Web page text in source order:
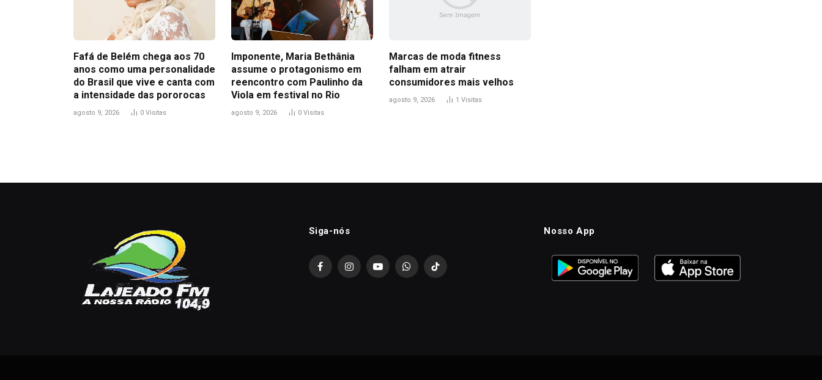
Fafá de Belém chega aos 70
anos como uma personalidade
do Brasil que vive e canta com
a intensidade das pororocas
agosto 9, 2026 0 Visitas
Imponente, Maria Bethânia
assume o protagonismo em
reencontro com Paulinho da
Viola em festival no Rio
agosto 9, 2026 0 Visitas
Marcas de moda fitness
falham em atrair
consumidores mais velhos
agosto 9, 2026 1 Visitas
Siga-nós
FacebookInstagramYouTubeWhatsAppTikTok
Nosso App